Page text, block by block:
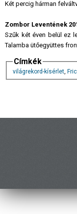
Két percig hárman
Zombor Leventének
Szűk két éven belül ez
Talamba ütőegyüttes
Címkék
világrekord-kísérlet,